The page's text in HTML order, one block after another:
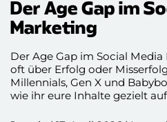
Der Age Gap im
Marketing
Der Age Gap im Social
oft über Erfolg oder
Millennials, Gen X und
wie ihr eure Inhalte gezielt